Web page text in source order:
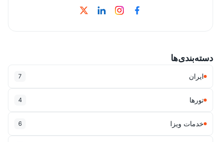
دسته‌بندی‌ها
ایران 7
تورها 4
خدمات ویزا 6